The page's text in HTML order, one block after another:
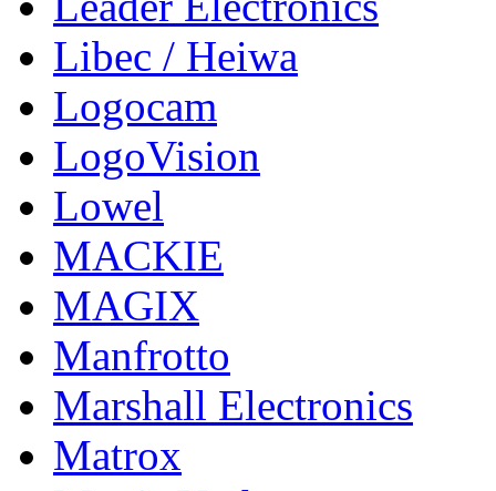
Libec / Heiwa
Logocam
LogoVision
Lowel
MACKIE
MAGIX
Manfrotto
Marshall Electronics
Matrox